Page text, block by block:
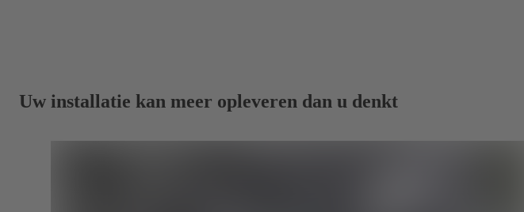
Uw installatie kan meer opleveren dan u denkt